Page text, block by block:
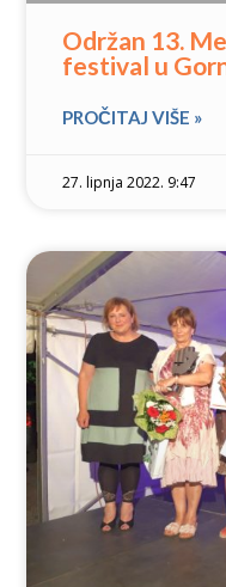
Održan 13.
festival u
PROČITAJ VIŠE »
27. lipnja 2022. 9:47